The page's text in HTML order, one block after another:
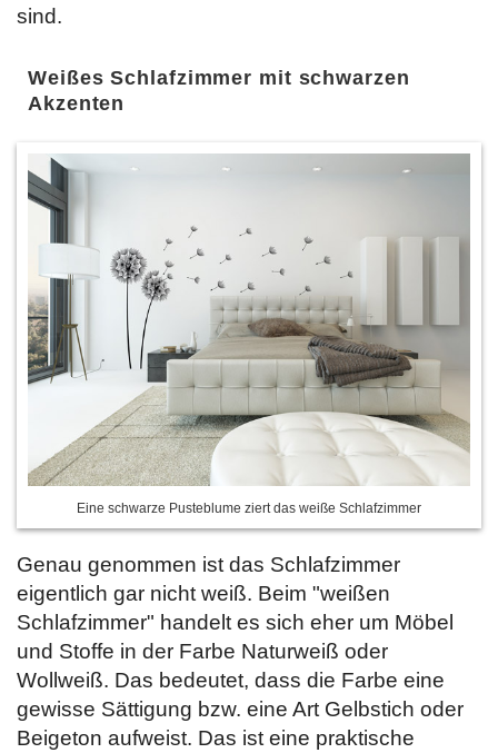
sind.
Weißes Schlafzimmer mit schwarzen
Akzenten
Eine schwarze Pusteblume ziert das weiße Schlafzimmer
Genau genommen ist das Schlafzimmer
eigentlich gar nicht weiß. Beim "weißen
Schlafzimmer" handelt es sich eher um Möbel
und Stoffe in der Farbe Naturweiß oder
Wollweiß. Das bedeutet, dass die Farbe eine
gewisse Sättigung bzw. eine Art Gelbstich oder
Beigeton aufweist. Das ist eine praktische